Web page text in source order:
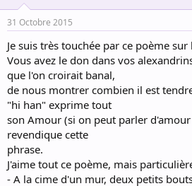
s
31 Octobre 2015
Je suis très touchée par ce poème sur
Vous avez le don dans vos
que l'on croirait banal,
de nous montrer combien il est
"hi han" exprime tout
son Amour (si on peut parler
revendique cette
phrase.
J'aime tout ce poème, mais
- A la cime d'un mur, deux petits